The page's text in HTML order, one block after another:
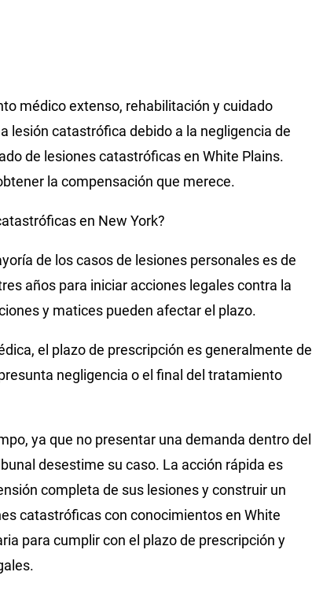
médico extenso, rehabilitación y cuidado
lesión catastrófica debido a la negligencia de
de lesiones catastróficas en White Plains.
la compensación que merece.
en New York?
de los casos de lesiones personales es de
años para iniciar acciones legales contra la
y matices pueden afectar el plazo.
el plazo de prescripción es generalmente de
negligencia o el final del tratamiento
ya que no presentar una demanda dentro del
desestime su caso. La acción rápida es
completa de sus lesiones y construir un
catastróficas con conocimientos en White
para cumplir con el plazo de prescripción y